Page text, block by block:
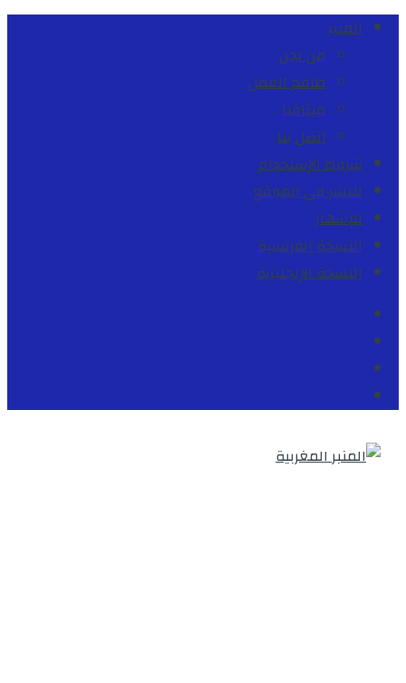
المنبر
من نحن
طاقم العمل
ميثاقنا
اتصل بنا
شروط الإستخدام
للنشر في الموقع
للإشهار
النسخة الفرنسية
النسخة الإنجليزية